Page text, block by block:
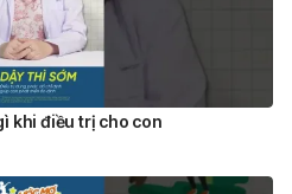
khi điều trị cho con